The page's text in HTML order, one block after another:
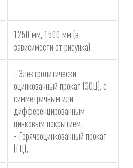
1250 мм, 1500 мм (в
зависимости от рисунка)
- Электролитически
оцинкованный прокат (ЭОЦ), с
симметричным или
дифференцированным
цинковым покрытием;
- Горячеоцинкованный прокат
(ГЦ);